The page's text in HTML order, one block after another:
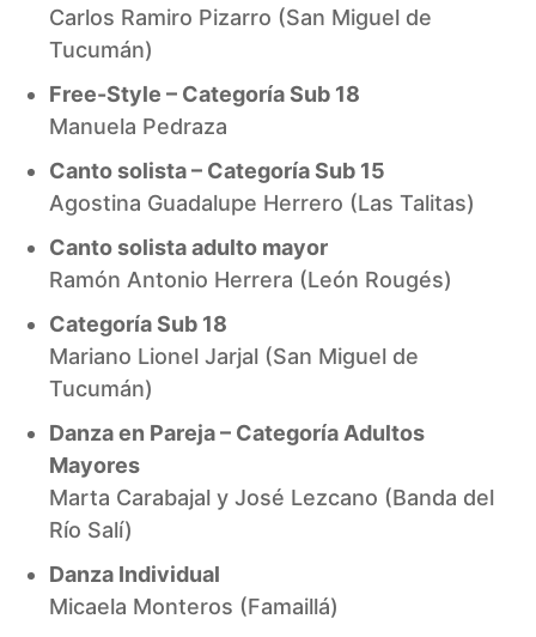
Carlos Ramiro Pizarro (San Miguel de
Tucumán)
Free-Style – Categoría Sub 18
Manuela Pedraza
Canto solista – Categoría Sub 15
Agostina Guadalupe Herrero (Las Talitas)
Canto solista adulto mayor
Ramón Antonio Herrera (León Rougés)
Categoría Sub 18
Mariano Lionel Jarjal (San Miguel de
Tucumán)
Danza en Pareja – Categoría Adultos
Mayores
Marta Carabajal y José Lezcano (Banda del
Río Salí)
Danza Individual
Micaela Monteros (Famaillá)